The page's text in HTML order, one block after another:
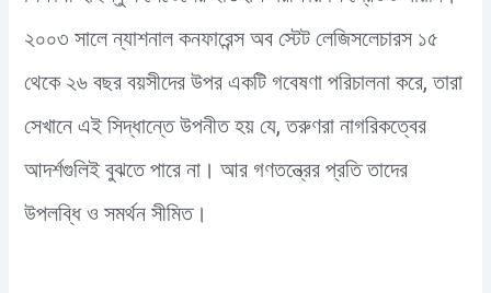
২০০৩ সালে ন্যাশনাল কনফারেন্স অব স্টেট লেজিসলেচারস ১৫
থেকে ২৬ বছর বয়সীদের উপর একটি গবেষণা পরিচালনা করে, তারা
সেখানে এই সিদ্ধান্তে উপনীত হয় যে, তরুণরা নাগরিকত্বের
আদর্শগুলিই বুঝতে পারে না। আর গণতন্ত্রের প্রতি তাদের
উপলব্ধি ও সমর্থন সীমিত।